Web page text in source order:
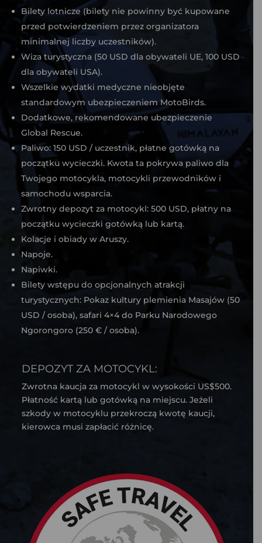
Bilety lotnicze (bilety nie powinny być kupowane
przed potwierdzeniem przez organizatora
minimalnej liczby uczestników).
Wiza turystyczna (50 USD dla obywateli UE, 100 USD
dla obywateli USA).
Wszelkie wydatki medyczne nieobjęte
standardowym ubezpieczeniem MotoBirds.
Dodatkowe, rekomendowane ubezpieczenie
Global Rescue.
Paliwo: 150 USD / uczestnik, płatne gotówką na
początku wycieczki. Kwota ta pokrywa paliwo dla
Twojego motocykla, motocykli przewodników i
samochodu wsparcia.
Zwrotny depozyt za motocykl: 500 USD, płatny na
początku wycieczki gotówką lub kartą.
Kolacje i obiady w Aruszy.
Napoje.
Napiwki.
Bilety wstępu do opcjonalnych atrakcji
turystycznych: Pokaz kultury plemienia Masajów (50
USD / osoba), safari 4×4 do Parku Narodowego
Ngorongoro (250 € / osoba).
DEPOZYT ZA MOTOCYKL:
Zwrotna kaucja za motocykl w wysokości US$500.
Płatność kartą lub gotówką na miejscu. Jeżeli
szkody w motocyklu przekroczą kwotę kaucji,
kierowca musi zapłacić różnicę.